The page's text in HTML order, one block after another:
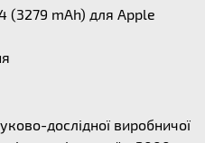
(3279 mAh) для Apple
дослідної виробничої